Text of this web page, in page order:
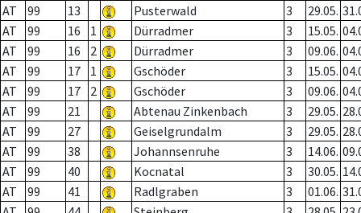
AT
99 13 Pusterwald 3 29.05.
AT
99 16 1 Dürradmer 3 15.05.
AT
99 16 2 Dürradmer 3 09.06.
AT
99 17 1 Gschöder 3 15.05.
AT
99 17 2 Gschöder 3 09.06.
AT
99 21 Abtenau Zinkenbach 3 29.05.
AT
99 27 Geiselgrundalm 3 29.05.
AT
99 38 Johannsenruhe 3 14.06.
AT
99 40 Kocnatal 3 30.05.
AT
99 41 Radlgraben 3 01.06.